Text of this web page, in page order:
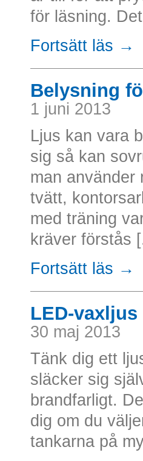
för läsning.
Fortsätt läs →
Belysning
1 juni 2013
Ljus kan vara
sig så kan
man använder
tvätt,
med träning
kräver förstås
Fortsätt läs →
LED-
30 maj 2013
Tänk dig ett
släcker sig
brandfarligt.
dig om du
tankarna på